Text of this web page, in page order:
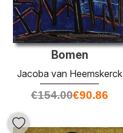
Bomen
Jacoba van Heemskerck
€154.00€90.86